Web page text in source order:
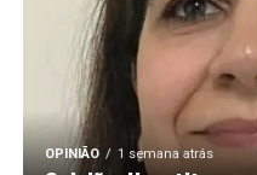
OPINIÃO 1 semana atrás